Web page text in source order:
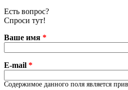
Есть вопрос?
Спроси тут!
Ваше имя *
E-mail *
Содержимое данного поля является